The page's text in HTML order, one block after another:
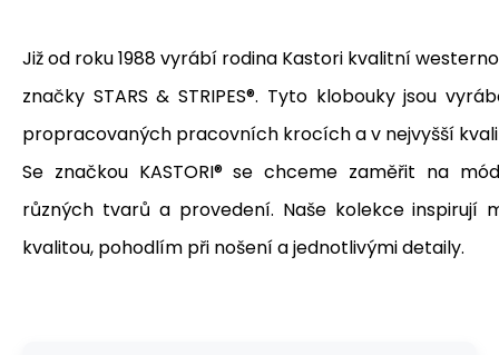
Již od roku 1988 vyrábí rodina Kastori kvalitní
značky STARS & STRIPES®. Tytoklobouky jsou
propracovaných pracovních krocích a v nejvyšší
Se značkou KASTORI® se chceme zaměřit na
různých tvarů a provedení. Naše kolekce inspirují
kvalitou, pohodlím při nošení a jednotlivými detaily.